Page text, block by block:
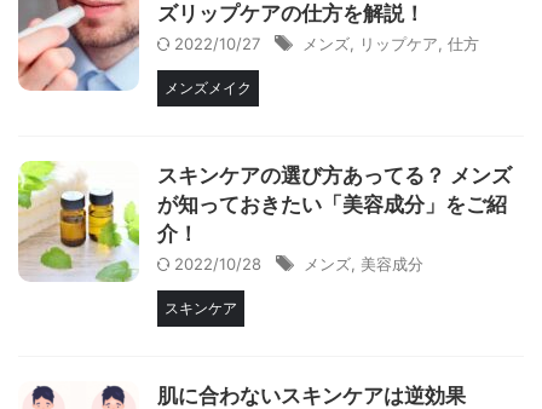
ズリップケアの仕方を解説！
2022/10/27 メンズ リップケア 仕方
メンズメイク
スキンケアの選び方あってる？ メンズ
が知っておきたい「美容成分」をご紹
介！
2022/10/28 メンズ 美容成分
スキンケア
肌に合わないスキンケアは逆効果